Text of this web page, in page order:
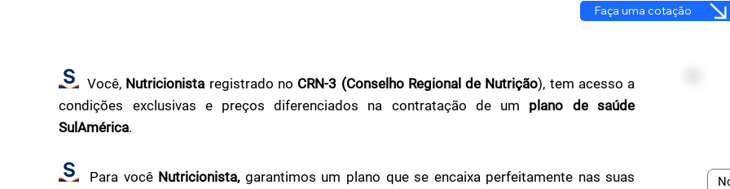
Faça uma cotação
Você, Nutricionista registrado no CRN-3 (Conselho Regional de Nutrição), tem acesso a
condições exclusivas e preços diferenciados na contratação de um plano de saúde
SulAmérica.
Para você Nutricionista,garantimos um plano que se encaixa perfeitamente nas suas